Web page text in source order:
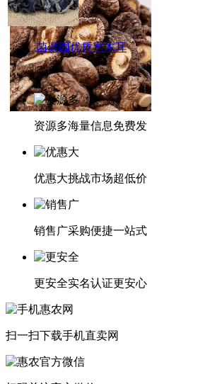
菌聚园优质黑木耳
资源多海量信息免费发
优惠大挑战市场超低价
销售广采购便捷一站式
更安全实名认证更安心
扫一扫下载手机直卖网